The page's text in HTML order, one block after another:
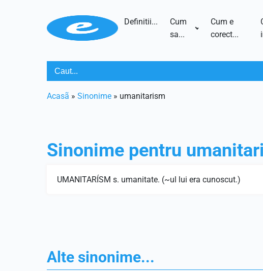
Definitii...
Cum
sa...
Cum e
corect...
Acasã » Sinonime » umanitarism
Sinonime pentru
UMANITARÍSM s. umanitate. (~ul lui era cunoscut.)
Alte sinonime...